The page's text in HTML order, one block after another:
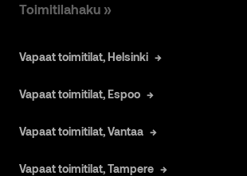
Toimitilahaku »
Vapaat toimitilat, Helsinki
Vapaat toimitilat, Espoo
Vapaat toimitilat, Vantaa
Vapaat toimitilat, Tampere